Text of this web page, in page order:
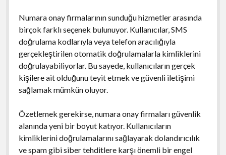
Numara onay firmalarının sunduğu hizmetler arasında
birçok farklı seçenek bulunuyor. Kullanıcılar, SMS
doğrulama kodlarıyla veya telefon aracılığıyla
gerçekleştirilen otomatik doğrulamalarla kimliklerini
doğrulayabiliyorlar. Bu sayede, kullanıcıların gerçek
kişilere ait olduğunu teyit etmek ve güvenli iletişimi
sağlamak mümkün oluyor.
Özetlemek gerekirse, numara onay firmaları güvenlik
alanında yeni bir boyut katıyor. Kullanıcıların
kimliklerini doğrulamalarını sağlayarak dolandırıcılık
ve spam gibi siber tehditlere karşı önemli bir engel